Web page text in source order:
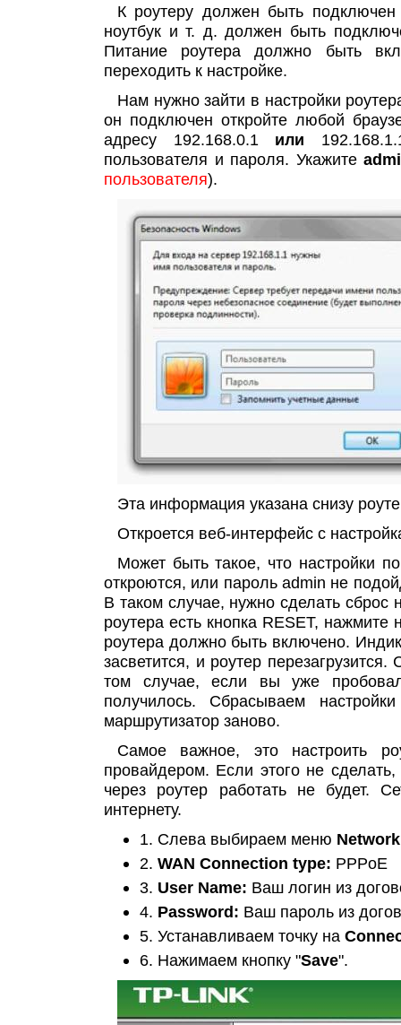
К роутеру должен быть
ноутбук и т. д. должен быть
Питание роутера должно быть
переходить к настройке.
Нам нужно зайти в настройки
он подключен откройте любой
адресу 192.168.0.1 или
пользователя и пароля. Укажите
пользователя).
Эта информация указана снизу
Откроется веб-интерфейс с
Может быть такое, что настройки
откроются, или пароль admin не
В таком случае, нужно сделать сброс
роутера есть кнопка RESET,
роутера должно быть включено.
засветится, и роутер
том случае, если вы уже
получилось. Сбрасываем
маршрутизатор заново.
Самое важное, это настроить
провайдером. Если этого не
через роутер работать не будет.
интернету.
1. Слева выбираем меню Network
2. WAN Connection type: PPPoE
3. User Name: Ваш логин из
4. Password: Ваш пароль из
5. Устанавливаем точку на
6. Нажимаем кнопку "Save".